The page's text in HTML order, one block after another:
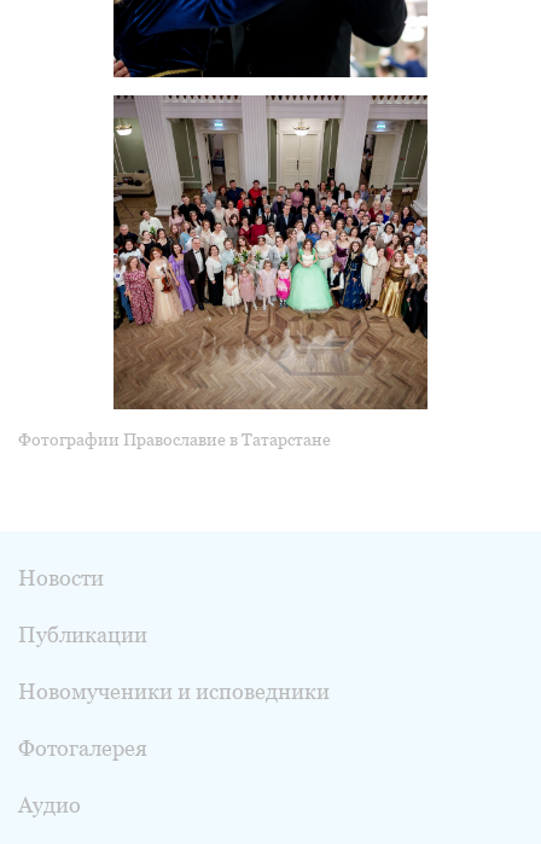
Фотографии Православие в Татарстане
Новости
Публикации
Новомученики и исповедники
Фотогалерея
Аудио